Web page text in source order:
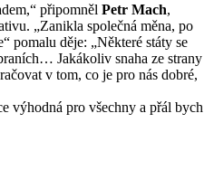
připomněl Petr Mach,
„Zanikla společná měna, po
pomalu děje: „Některé státy se
Jakákoliv snaha ze strany
v tom, co je pro nás dobré,
výhodná pro všechny a přál bych